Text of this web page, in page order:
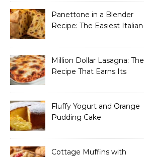
Panettone in a Blender
Recipe: The Easiest Italian
Million Dollar Lasagna: The
Recipe That Earns Its
Fluffy Yogurt and Orange
Pudding Cake
Cottage Muffins with